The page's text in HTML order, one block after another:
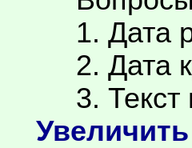
1. Дата
2. Дата
3. Текст
Увеличить